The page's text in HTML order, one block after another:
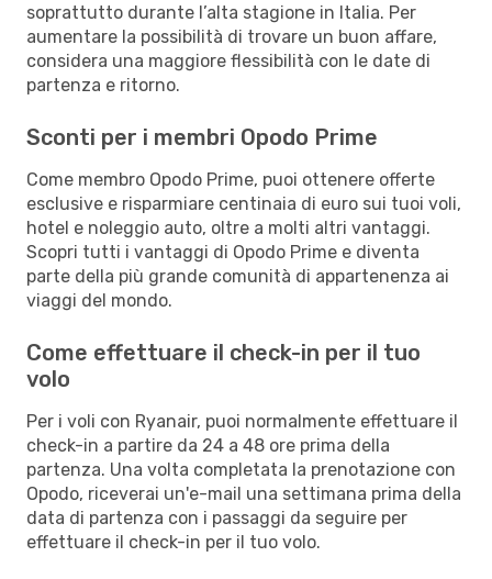
soprattutto durante l’alta stagione in Italia. Per
aumentare la possibilità di trovare un buon affare,
considera una maggiore flessibilità con le date di
partenza e ritorno.
Sconti per i membri Opodo Prime
Come membro Opodo Prime, puoi ottenere offerte
esclusive e risparmiare centinaia di euro sui tuoi voli,
hotel e noleggio auto, oltre a molti altri vantaggi.
Scopri tutti i vantaggi di Opodo Prime e diventa
parte della più grande comunità di appartenenza ai
viaggi del mondo.
Come effettuare il check-in per il tuo
volo
Per i voli con Ryanair, puoi normalmente effettuare il
check-in a partire da 24 a 48 ore prima della
partenza. Una volta completata la prenotazione con
Opodo, riceverai un'e-mail una settimana prima della
data di partenza con i passaggi da seguire per
effettuare il check-in per il tuo volo.